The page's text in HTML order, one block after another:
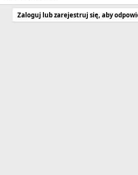
Zaloguj lub zarejestruj się, aby